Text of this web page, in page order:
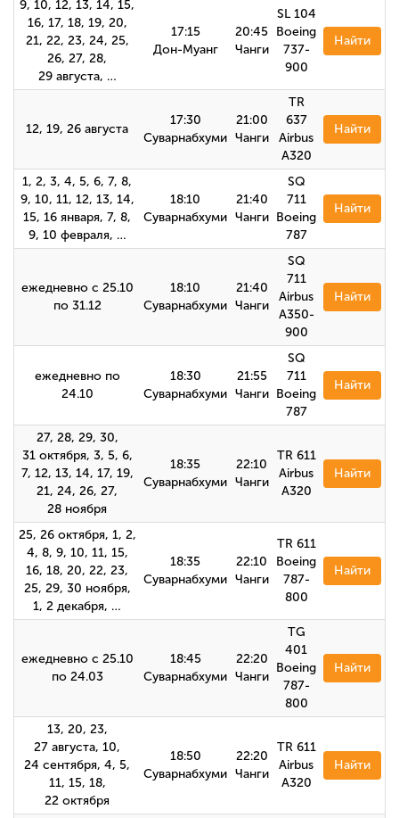
9, 10, 12, 13, 14, 15,
16, 17, 18, 19, 20,
21, 22, 23, 24, 25,
26, 27, 28,
29 августа, …
17:15
Дон-Муанг
20:45
Чанги
SL 104
Boeing
737-
900
Найти
12, 19, 26 августа
17:30
Суварнабхуми
21:00
Чанги
TR
637
Airbus
A320
Найти
1, 2, 3, 4, 5, 6, 7, 8,
9, 10, 11, 12, 13, 14,
15, 16 января, 7, 8,
9, 10 февраля, …
18:10
Суварнабхуми
21:40
Чанги
SQ
711
Boeing
787
Найти
ежедневно с 25.10
по 31.12
18:10
Суварнабхуми
21:40
Чанги
SQ
711
Airbus
A350-
900
Найти
ежедневно по
24.10
18:30
Суварнабхуми
21:55
Чанги
SQ
711
Boeing
787
Найти
27, 28, 29, 30,
31 октября, 3, 5, 6,
7, 12, 13, 14, 17, 19,
21, 24, 26, 27,
28 ноября
18:35
Суварнабхуми
22:10
Чанги
TR 611
Airbus
A320
Найти
25, 26 октября, 1, 2,
4, 8, 9, 10, 11, 15,
16, 18, 20, 22, 23,
25, 29, 30 ноября,
1, 2 декабря, …
18:35
Суварнабхуми
22:10
Чанги
TR 611
Boeing
787-
800
Найти
ежедневно с 25.10
по 24.03
18:45
Суварнабхуми
22:20
Чанги
TG
401
Boeing
787-
800
Найти
13, 20, 23,
27 августа, 10,
24 сентября, 4, 5,
11, 15, 18,
22 октября
18:50
Суварнабхуми
22:20
Чанги
TR 611
Airbus
A320
Найти